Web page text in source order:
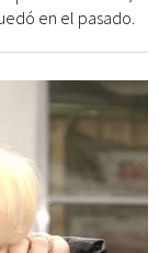
en el pasado.